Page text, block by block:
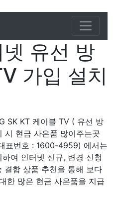
유선 방
가입 설치
SK KT 케이블 TV ( 유선 방
시 현금 사은품 많이주는곳
표번호 : 1600-4959) 에서는
여 인터넷 신규, 변경 신청
결합 상품 추천을 통해 보다
한 많은 현금 사은품을 지급